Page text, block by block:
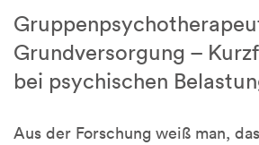
Grundversorgung –
bei psychischen
Aus der Forschung weiß man,